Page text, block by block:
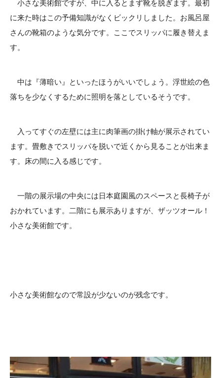
小さな美術館ですが、中に入るとまず靴を脱ぎます。最初
に来た時はこの予備知識がなくビックリしました。お風呂屋
さんの靴箱のような気分です。ここでスリッパに履き替えま
す。
中は『薄暗い』といったほうがいいでしょう。浮世絵の色
落ちを少なくするために照明を落としているそうです。
入ってすぐの左壁には主に肉筆画の掛け軸が展示されてい
ます。畳敷きでスリッパを脱いで近くから見ることが出来ま
す。床の間に入る感じです。
一階の展示場の中央には日本庭園風のスペースと長椅子が
おかれています。二階にも展示ありますが、ザッツオール！
小さな美術館です。
小さな美術館なので常設が少ないのが残念です。